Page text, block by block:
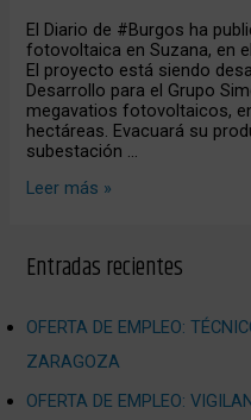
El Diario de #Burgos ha
fotovoltaica en Suzana, en
El proyecto está siendo
Desarrollo para el Grupo
megavatios fotovoltaicos,
hectáreas. Evacuará su
subestación …
Diario
de
#Burgos
Leer más »
Entradas recientes
OFERTA DE EMPLEO:
ZARAGOZA
OFERTA DE EMPLEO: